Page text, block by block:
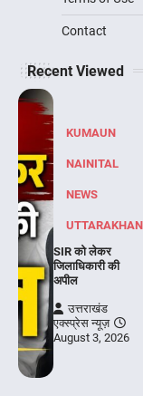
Contact
Recent Viewed
KUMAUN
NAINITAL
NEWS
SIR को लेकर
जिलाधिकारी की
अपील
उत्तराखंड
एक्स्प्रेस न्यूज़
August 3, 2026